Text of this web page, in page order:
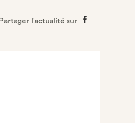
Partager l'actualité sur
Partager